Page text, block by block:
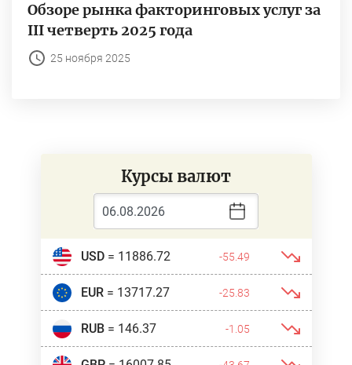
Обзоре рынка факторинговых услуг за
III четверть 2025 года
25 ноября 2025
Курсы валют
USD= 11886.72 -55.49
EUR= 13717.27 -25.83
RUB= 146.37 -1.05